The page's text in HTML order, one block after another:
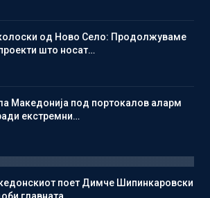
од Ново Село: Продолжуваме
што носат…
Македонија под портокалов аларм
екстремни…
поет Димче Шипинкаровски